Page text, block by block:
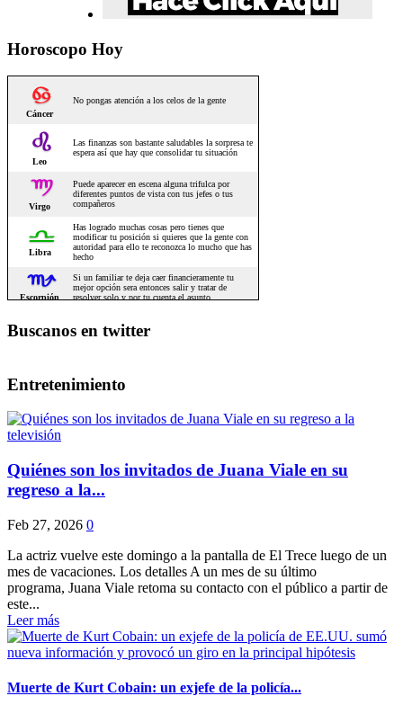
Horoscopo Hoy
Buscanos en twitter
Entretenimiento
Quiénes son los invitados de Juana Viale en su
regreso a la...
Feb 27, 2026 0
La actriz vuelve este domingo a la pantalla de El Trece luego de un
mes de vacaciones. Los detalles A un mes de su último
programa, Juana Viale retoma su contacto con el público a partir de
este...
Leer más
Muerte de Kurt Cobain: un exjefe de la policía...